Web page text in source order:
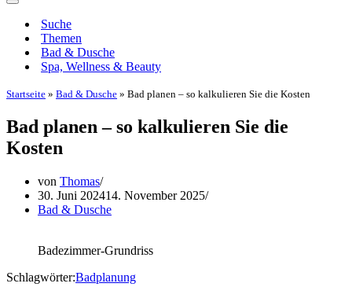
Navigationsmenü
Suche
Themen
Bad & Dusche
Spa, Wellness & Beauty
Startseite » Bad & Dusche » Bad planen – so kalkulieren Sie die Kosten
Bad planen – so kalkulieren Sie die
Kosten
von Thomas
30. Juni 202414. November 2025
Bad & Dusche
Badezimmer-Grundriss
Schlagwörter:Badplanung